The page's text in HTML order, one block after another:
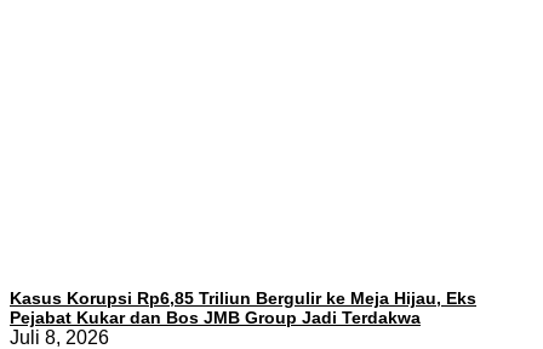
Kasus Korupsi Rp6,85 Triliun Bergulir ke Meja Hijau, Eks
Pejabat Kukar dan Bos JMB Group Jadi Terdakwa
Juli 8, 2026